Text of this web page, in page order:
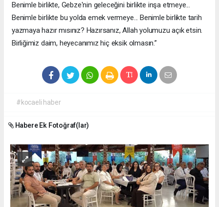
Benimle birlikte, Gebze'nin geleceğini birlikte inşa etmeye...
Benimle birlikte bu yolda emek vermeye... Benimle birlikte tarih
yazmaya hazır mısınız? Hazırsanız, Allah yolumuzu açık etsin.
Birliğimiz daim, heyecanımız hiç eksik olmasın.”
#kocaeli haber
Habere Ek Fotoğraf(lar)